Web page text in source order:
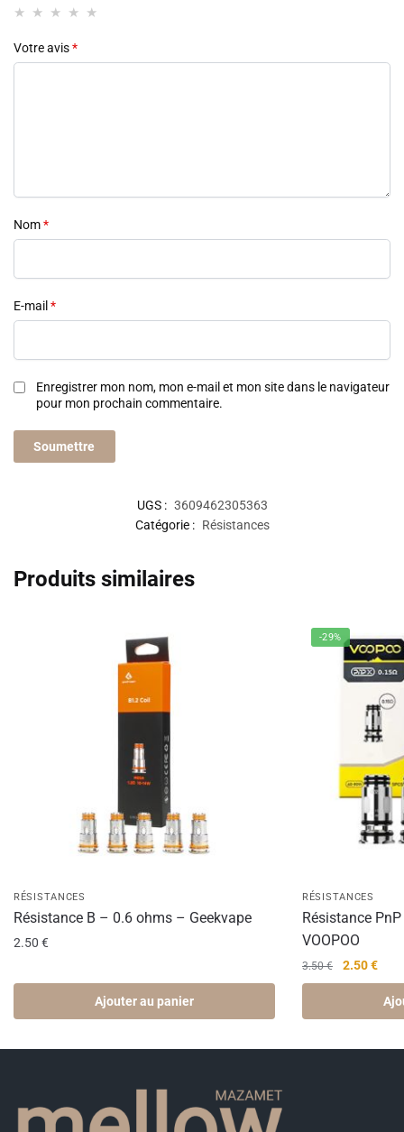
Votre avis*
Nom*
E-mail *
Enregistrer mon nom, mon e-mail et mon site dans le navigateur
pour mon prochain commentaire.
UGS : 3609462305363
Catégorie : Résistances
Produits similaires
RÉSISTANCES
Résistance B – 0.6 ohms – Geekvape
2.50 €
Ajouter au panier
-29%
RÉSISTANCES
Résistance
VOOPOO
3.50€
Le
prix
était :
2.50€Le
prix
est :